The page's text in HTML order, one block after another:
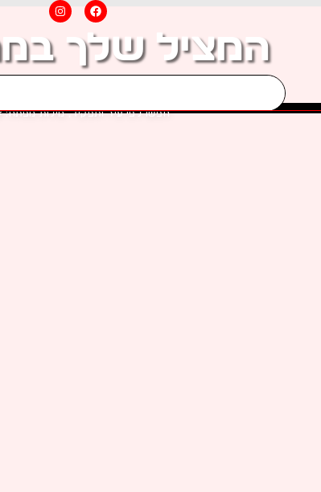
מצילים מוסמכים. זמינים. בכל
הארץ!
מצא את המציל המושלם לבריכה
שלך
Facebook
Instagram
המציל שלך
חפשו לפי עיר ותפקיד, מילות